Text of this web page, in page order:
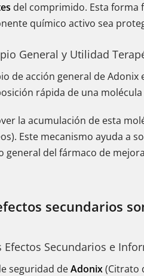
del comprimido. Esta forma
químico activo sea
General y Utilidad
de acción general de Adonix
rápida de una
la acumulación de esta
Este mecanismo ayuda a
general del fármaco de
secundarios
Efectos Secundarios e
seguridad deAdonix(Citrato